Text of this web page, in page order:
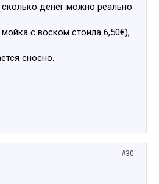
денег можно реально
с воском стоила 6,50€),
сносно.
#30